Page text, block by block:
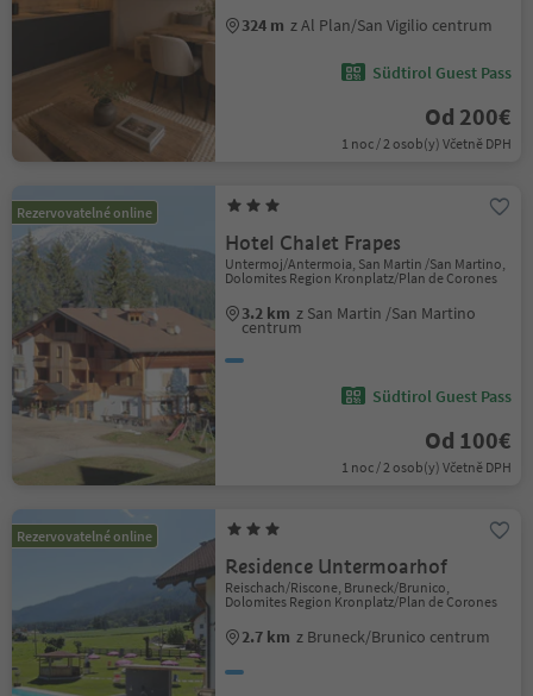
324 m z Al Plan/San Vigilio centrum
Südtirol Guest Pass
Od 200€
1 noc / 2 osob(y) Včetně DPH
Rezervovatelné online
Hotel Chalet Frapes
Untermoj/Antermoia, San Martin /San Martino,
Dolomites Region Kronplatz/Plan de Corones
3.2 km z San Martin /San Martino
centrum
Südtirol Guest Pass
Od 100€
1 noc / 2 osob(y) Včetně DPH
Rezervovatelné online
Residence Untermoarhof
Reischach/Riscone, Bruneck/Brunico,
Dolomites Region Kronplatz/Plan de Corones
2.7 km z Bruneck/Brunico centrum